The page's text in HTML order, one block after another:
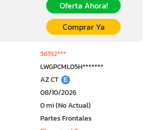
Oferta Ahora!
Comprar Ya
56192***
LWGPCML05H*******
AZ CT E
08/10/2026
0 mi (No Actual)
Partes Frontales